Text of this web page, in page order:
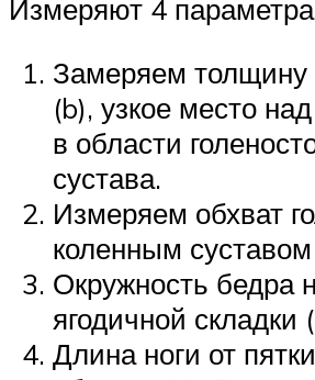
Измеряют 4
Замеряем толщину
(b), узкое место
в области
сустава.
Измеряем обхват
коленным
Окружность бедра
ягодичной складки
Длина ноги от